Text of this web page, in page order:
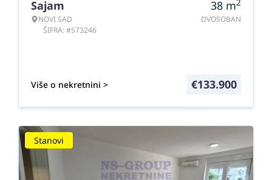
Sajam
NOVI SAD
ŠIFRA: #573246
38 m2
DVOSOBAN
Više o nekretnini > €133.900
Stanovi